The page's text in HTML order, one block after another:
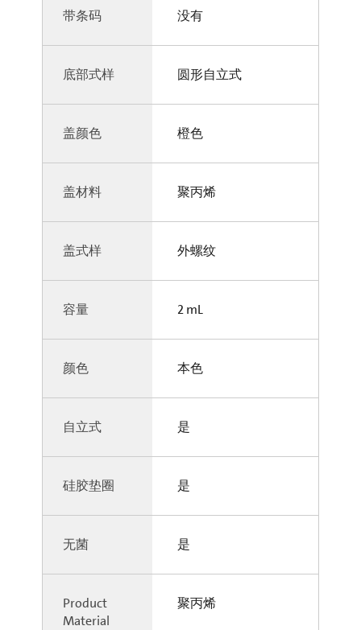
带条码 没有
底部式样 圆形自立式
盖颜色 橙色
盖材料 聚丙烯
盖式样 外螺纹
容量 2 mL
颜色 本色
自立式 是
硅胶垫圈 是
无菌 是
Product
Material
聚丙烯